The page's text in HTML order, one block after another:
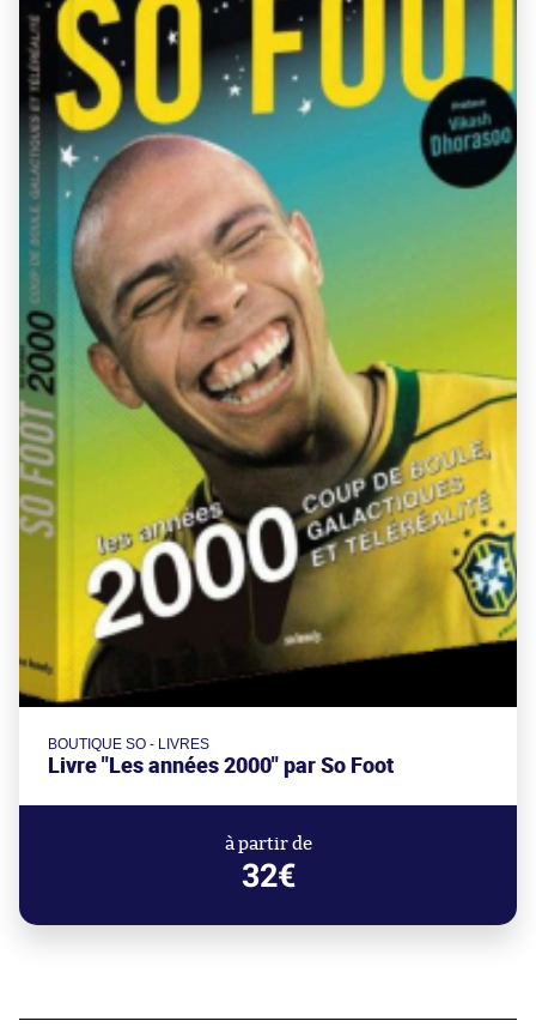
BOUTIQUE SO - LIVRES
Livre "Les années 2000" par So Foot
à partir de
32€